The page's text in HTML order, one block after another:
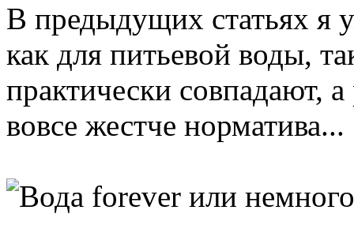
В предыдущих статьях я
как для питьевой воды,
практически совпадают,
вовсе жестче норматива...